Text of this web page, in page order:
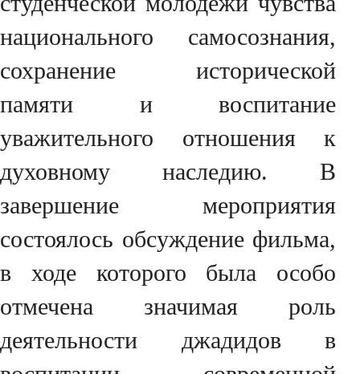
национального самосознания,
сохранение исторической
памяти и воспитание
уважительного отношения к
духовному наследию. В
завершение мероприятия
состоялось обсуждение фильма,
в ходе которого была особо
отмечена значимая роль
деятельности джадидов в